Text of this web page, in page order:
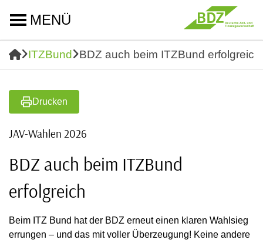
MENÜ
ITZBund BDZ auch beim ITZBund erfolgreich
Drucken
JAV-Wahlen 2026
BDZ auch beim ITZBund
erfolgreich
Beim ITZ Bund hat der BDZ erneut einen klaren Wahlsieg
errungen – und das mit voller Überzeugung! Keine andere